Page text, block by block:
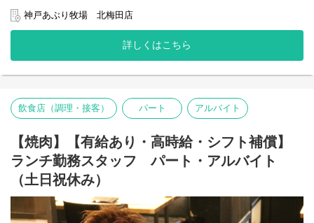
■■■■■■■■■■■■
稼げる＆楽しい職場ならココ！
◎お肉の知識は不要です！
野菜を切ったり、
タレを準備したり、
簡単な仕込みからスタート！
サラダやお肉の盛り付けや
サイドメニューの調理など
徐々に出来ることを増やしていきましょう！
大歓迎です♪
神戸あぶり牧場 北梅田店
詳しくはこちら
飲食店（調理・接客） パート アルバイト
【焼肉】【有給あり・高時給・シフト補償】
ランチ勤務スタッフ パート・アルバイト
（土日祝休み）